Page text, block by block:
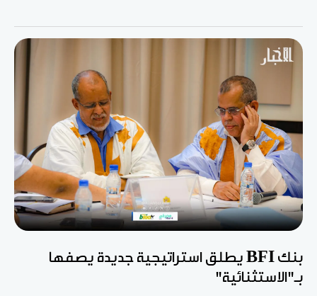
بنك BFI يطلق استراتيجية جديدة يصفها
بـ"الاستثنائية"